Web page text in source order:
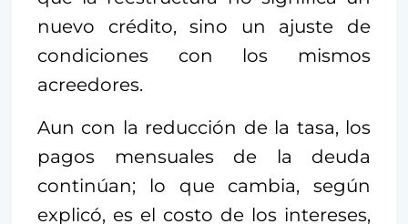
nuevo crédito, sino un ajuste de
condiciones con los mismos
acreedores.
Aun con la reducción de la tasa, los
pagos mensuales de la deuda
continúan; lo que cambia, según
explicó, es el costo de los intereses,